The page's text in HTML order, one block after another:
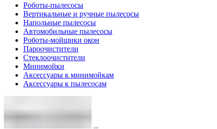
Роботы-пылесосы
Вертикальные и ручные пылесосы
Напольные пылесосы
Автомобильные пылесосы
Роботы-мойщики окон
Пароочистители
Стеклоочистители
Минимойки
Аксессуары к минимойкам
Аксессуары к пылесосам